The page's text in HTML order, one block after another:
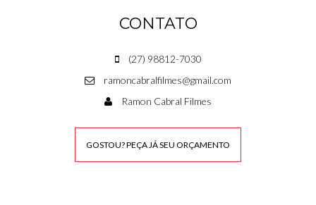
CONTATO
(27) 98812-7030
ramoncabralfilmes@gmail.com
Ramon Cabral Filmes
GOSTOU? PEÇA JÁ SEU ORÇAMENTO